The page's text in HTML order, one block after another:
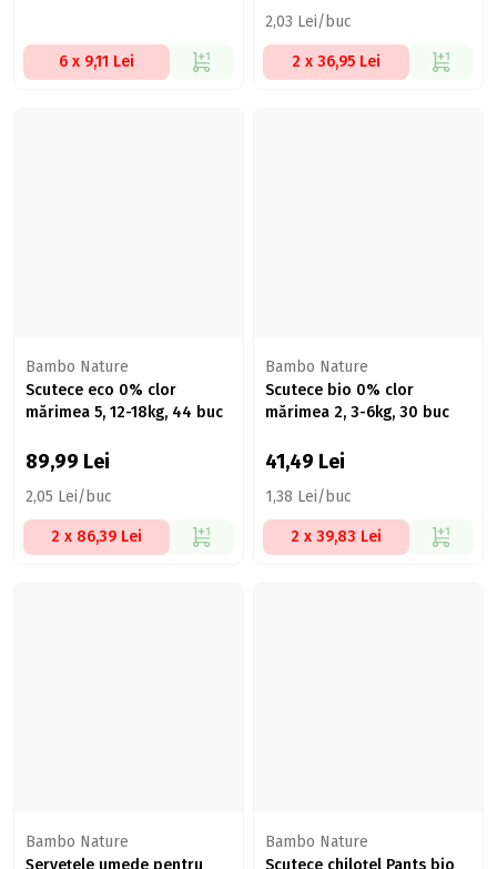
6 x 9,11 Lei
2,03 Lei/buc
2 x 36,95 Lei
Bambo Nature
Scutece eco 0% clor
mărimea 5, 12-18kg, 44 buc
89,99 Lei
2,05 Lei/buc
2 x 86,39 Lei
Bambo Nature
Scutece bio 0% clor
mărimea 2, 3-6kg, 30 buc
41,49 Lei
1,38 Lei/buc
2 x 39,83 Lei
Bambo Nature
Șervețele umede pentru
Bambo Nature
Scutece chiloțel Pants bio